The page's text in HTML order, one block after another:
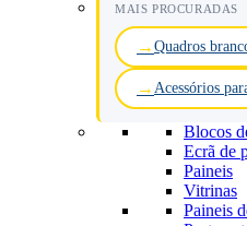
MAIS PROCURADAS
Quadros
Acessórios
Blocos
Ecrã de
Paineis
Vitrinas
Paineis